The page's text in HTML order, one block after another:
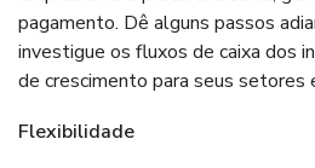
pagamento. Dê alguns passos
investigue os fluxos de caixa dos
de crescimento para seus setores
Flexibilidade